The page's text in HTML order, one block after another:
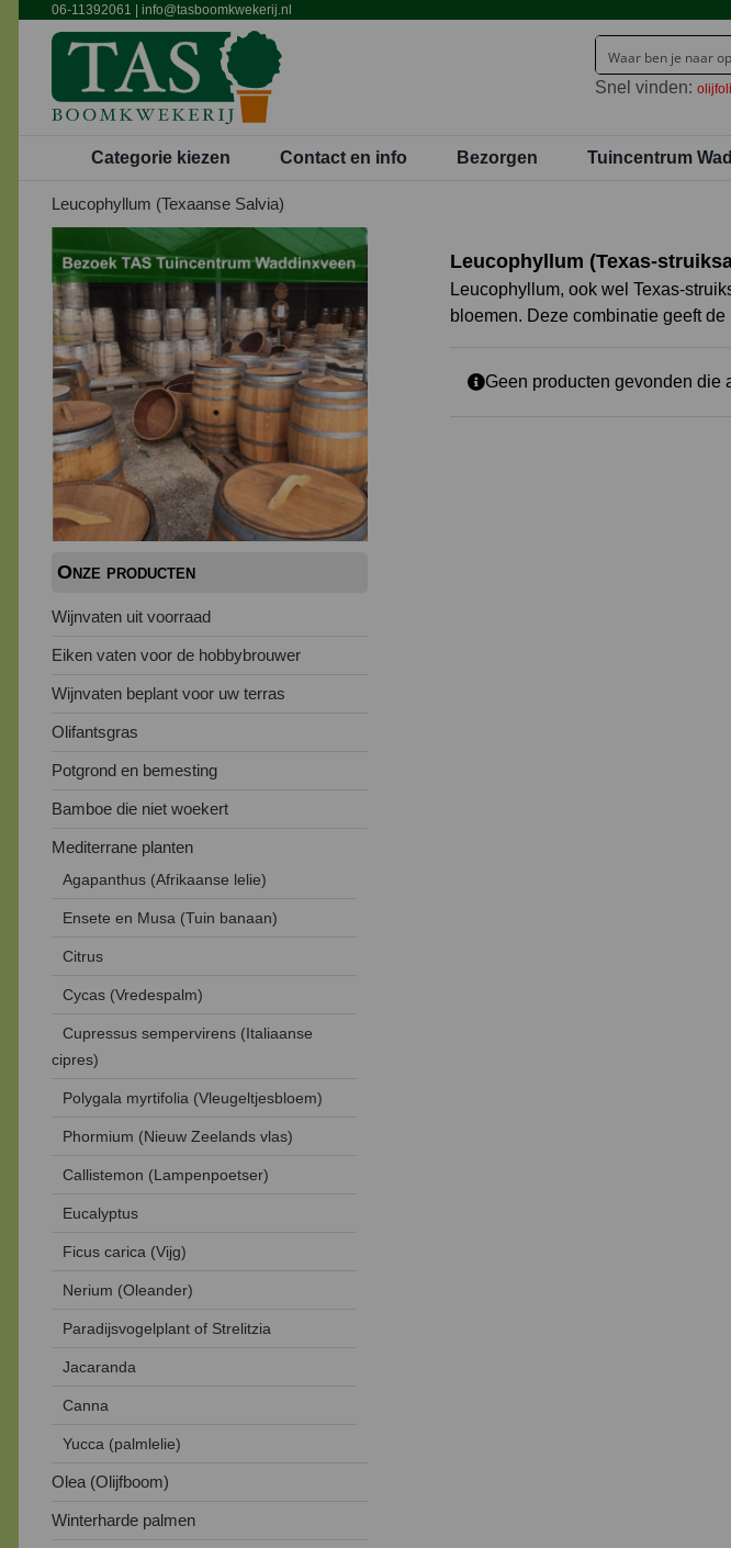
06-11392061 info@tasboomkwekerij.nl
Snel vinden:
Categorie kiezen Contact en info Bezorgen Tuincentrum
Leucophyllum (Texaanse Salvia)
Leucophyllum (Texas-
Leucophyllum, ook wel Texas-
bloemen. Deze combinatie geeft
Geen producten gevonden die
Onze producten
Wijnvaten uit voorraad
Eiken vaten voor de hobbybrouwer
Wijnvaten beplant voor uw terras
Olifantsgras
Potgrond en bemesting
Bamboe die niet woekert
Mediterrane planten
Agapanthus (Afrikaanse lelie)
Ensete en Musa (Tuin banaan)
Citrus
Cycas (Vredespalm)
Cupressus sempervirens (Italiaanse
cipres)
Polygala myrtifolia (Vleugeltjesbloem)
Phormium (Nieuw Zeelands vlas)
Callistemon (Lampenpoetser)
Eucalyptus
Ficus carica (Vijg)
Nerium (Oleander)
Paradijsvogelplant of Strelitzia
Jacaranda
Canna
Yucca (palmlelie)
Olea (Olijfboom)
Winterharde palmen